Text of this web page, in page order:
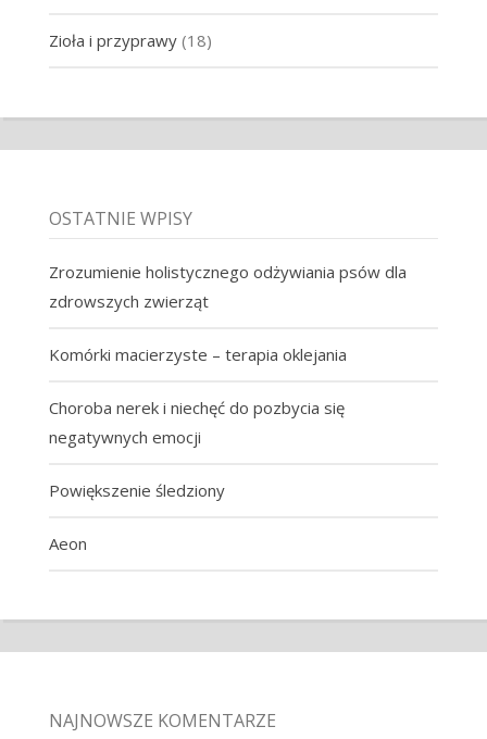
Zioła i przyprawy(18)
OSTATNIE WPISY
Zrozumienie holistycznego odżywiania psów dla
zdrowszych zwierząt
Komórki macierzyste – terapia oklejania
Choroba nerek i niechęć do pozbycia się
negatywnych emocji
Powiększenie śledziony
Aeon
NAJNOWSZE KOMENTARZE